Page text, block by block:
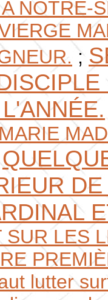
NOTRE-
;
SUR LES
lutter